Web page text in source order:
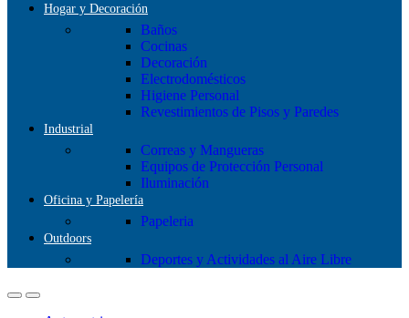
Hogar y Decoración
Baños
Cocinas
Decoración
Electrodomésticos
Higiene Personal
Revestimientos de Pisos y Paredes
Industrial
Correas y Mangueras
Equipos de Protección Personal
Iluminación
Oficina y Papelería
Papeleria
Outdoors
Deportes y Actividades al Aire Libre